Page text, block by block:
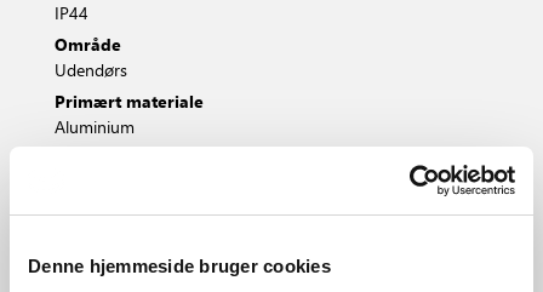
Denne hjemmeside bruger cookies
IP44
Område
Udendørs
Primært materiale
Aluminium
2518001009
2518001003